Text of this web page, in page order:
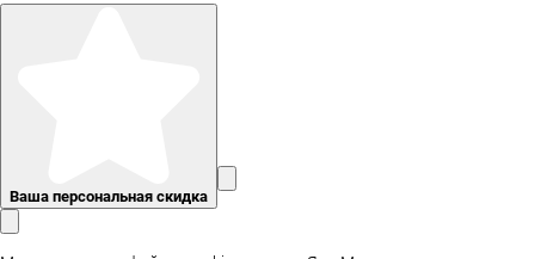
Ваша персональная скидка